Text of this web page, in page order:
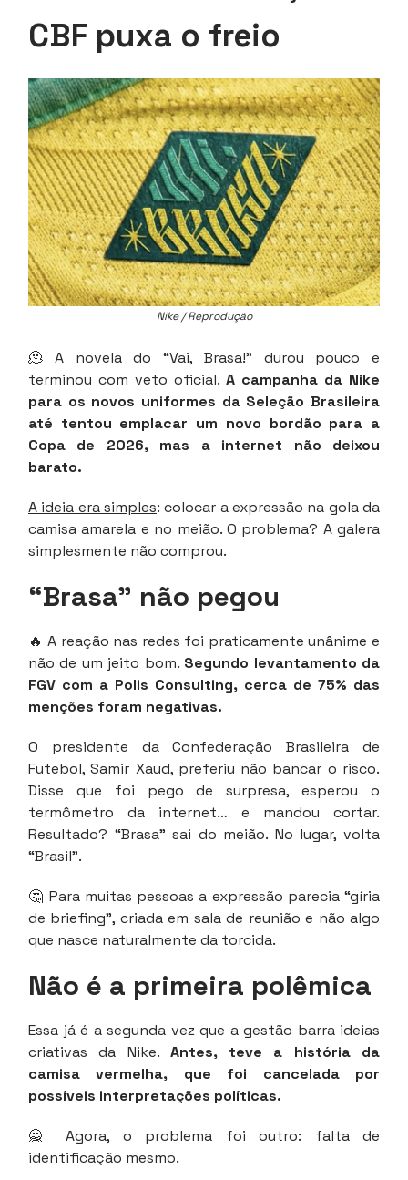
CBF puxa o freio
Nike / Reprodução
🫠 A novela do “Vai, Brasa!” durou pouco e
terminou com veto oficial. A campanha da Nike
para os novos uniformes da Seleção Brasileira
até tentou emplacar um novo bordão para a
Copa de 2026, mas a internet não deixou
barato.
A ideia era simples: colocar a expressão na gola da
camisa amarela e no meião. O problema? A galera
simplesmente não comprou.
“Brasa” não pegou
🔥 A reação nas redes foi praticamente unânime e
não de um jeito bom. Segundo levantamento da
FGV com a Polis Consulting, cerca de 75% das
menções foram negativas.
O presidente da Confederação Brasileira de
Futebol, Samir Xaud, preferiu não bancar o risco.
Disse que foi pego de surpresa, esperou o
termômetro da internet… e mandou cortar.
Resultado? “Brasa” sai do meião. No lugar, volta
“Brasil”.
🤔 Para muitas pessoas a expressão parecia “gíria
de briefing”, criada em sala de reunião e não algo
que nasce naturalmente da torcida.
Não é a primeira polêmica
Essa já é a segunda vez que a gestão barra ideias
criativas da Nike. Antes, teve a história da
camisa vermelha, que foi cancelada por
possíveis interpretações políticas.
🙅 Agora, o problema foi outro: falta de
identificação mesmo.